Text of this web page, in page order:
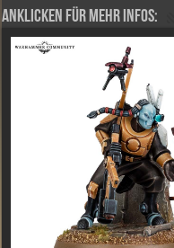
Anklicken für mehr Infos: